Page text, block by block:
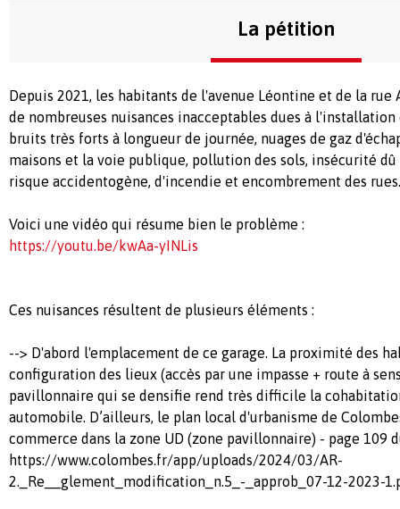
La pétition
Depuis 2021, les habitants de l'avenue Léontine et de la rue
de nombreuses nuisances inacceptables dues à
bruits très forts à longueur de journée, nuages de gaz
maisons et la voie publique, pollution des sols, insécurité
risque accidentogène, d'incendie et encombrement des rues.
Voici une vidéo qui résume bien le problème :
https://youtu.be/kwAa-yINLis
Ces nuisances résultent de plusieurs éléments :
--> D'abord l'emplacement de ce garage. La proximité des
configuration des lieux (accès par une impasse + route à
pavillonnaire qui se densifie rend très difficile la
automobile. D’ailleurs, le plan local d'urbanisme de
commerce dans la zone UD (zone pavillonnaire) - page 109
https://www.colombes.fr/app/uploads/2024/03/AR-
2._Re__glement_modification_n.5_-_approb_07-12-2023-